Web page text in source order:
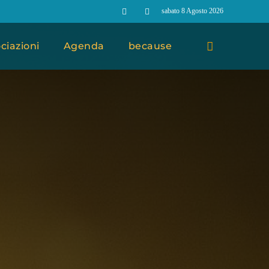
sabato 8 Agosto 2026
Agenda because